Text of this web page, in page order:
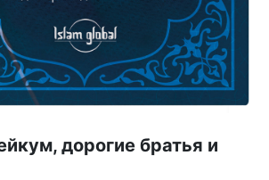
дорогие братья и